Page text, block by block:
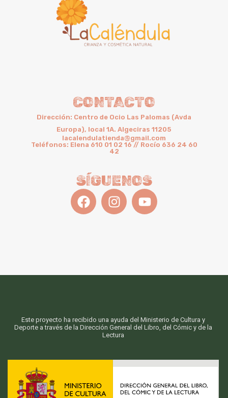
CONTACTO
Dirección: Centro de Ocio Las Palomas (Avda
Europa), local 1A. Algeciras 11205
lacalendulatienda@gmail.com
Teléfonos: Elena 610 01 02 16 // Rocío 636 24 60
42
SÍGUENOS
Este proyecto ha recibido una ayuda del Ministerio de Cultura y
Deporte a través de la Dirección General del Libro, del Cómic y de la
Lectura